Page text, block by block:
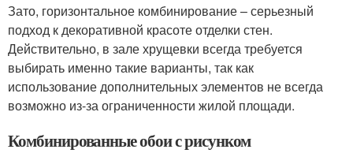
Зато, горизонтальное комбинирование – серьезный
подход к декоративной красоте отделки стен.
Действительно, в зале хрущевки всегда требуется
выбирать именно такие варианты, так как
использование дополнительных элементов не всегда
возможно из-за ограниченности жилой площади.
Комбинированные обои с рисунком